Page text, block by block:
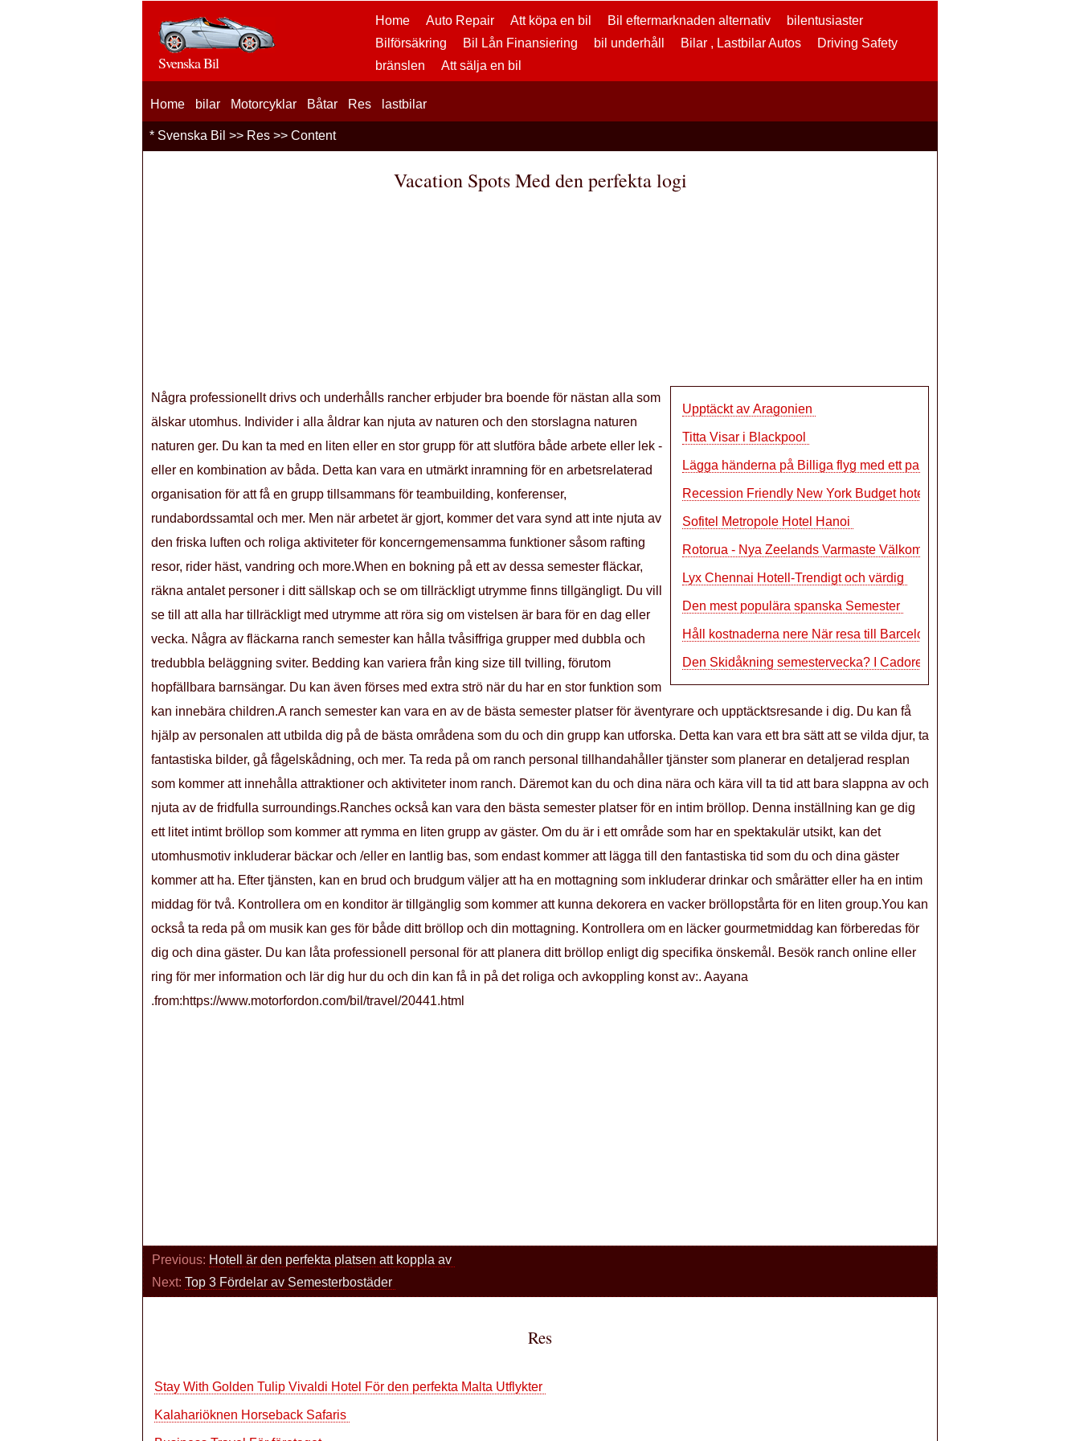
Home Auto Repair Att köpa en bil Bil eftermarknaden alternativ
bilentusiaster
Bilförsäkring
Bil Lån Finansiering bil underhåll Bilar , Lastbilar Autos
Driving Safety
bränslen
Att sälja en bil
Svenska Bil
Home bilar Motorcyklar Båtar Res lastbilar
* Svenska Bil >> Res >> Content
Vacation Spots Med den perfekta logi
Upptäckt av Aragonien
Titta Visar i Blackpool
Lägga händerna på Billiga flyg med ett par
Recession Friendly New York Budget hotell
Sofitel Metropole Hotel Hanoi
Rotorua - Nya Zeelands Varmaste Välkommen
Lyx Chennai Hotell-Trendigt och värdig
Den mest populära spanska Semester
Håll kostnaderna nere När resa till Barcelo
Den Skidåkning semestervecka? I Cadore!
Några professionellt drivs och underhålls rancher erbjuder bra boende för nästan alla som
älskar utomhus. Individer i alla åldrar kan njuta av naturen och den storslagna naturen
naturen ger. Du kan ta med en liten eller en stor grupp för att slutföra både arbete eller lek -
eller en kombination av båda. Detta kan vara en utmärkt inramning för en arbetsrelaterad
organisation för att få en grupp tillsammans för teambuilding, konferenser,
rundabordssamtal och mer. Men när arbetet är gjort, kommer det vara synd att inte njuta av
den friska luften och roliga aktiviteter för koncerngemensamma funktioner såsom rafting
resor, rider häst, vandring och more.When en bokning på ett av dessa semester fläckar,
räkna antalet personer i ditt sällskap och se om tillräckligt utrymme finns tillgängligt. Du vill
se till att alla har tillräckligt med utrymme att röra sig om vistelsen är bara för en dag eller
vecka. Några av fläckarna ranch semester kan hålla tvåsiffriga grupper med dubbla och
tredubbla beläggning sviter. Bedding kan variera från king size till tvilling, förutom
hopfällbara barnsängar. Du kan även förses med extra strö när du har en stor funktion som
kan innebära children.A ranch semester kan vara en av de bästa semester platser för äventyrare och upptäcktsresande i dig. Du kan få
hjälp av personalen att utbilda dig på de bästa områdena som du och din grupp kan utforska. Detta kan vara ett bra sätt att se vilda djur, ta
fantastiska bilder, gå fågelskådning, och mer. Ta reda på om ranch personal tillhandahåller tjänster som planerar en detaljerad resplan
som kommer att innehålla attraktioner och aktiviteter inom ranch. Däremot kan du och dina nära och kära vill ta tid att bara slappna av och
njuta av de fridfulla surroundings.Ranches också kan vara den bästa semester platser för en intim bröllop. Denna inställning kan ge dig
ett litet intimt bröllop som kommer att rymma en liten grupp av gäster. Om du är i ett område som har en spektakulär utsikt, kan det
utomhusmotiv inkluderar bäckar och /eller en lantlig bas, som endast kommer att lägga till den fantastiska tid som du och dina gäster
kommer att ha. Efter tjänsten, kan en brud och brudgum väljer att ha en mottagning som inkluderar drinkar och smårätter eller ha en intim
middag för två. Kontrollera om en konditor är tillgänglig som kommer att kunna dekorera en vacker bröllopstårta för en liten group.You kan
också ta reda på om musik kan ges för både ditt bröllop och din mottagning. Kontrollera om en läcker gourmetmiddag kan förberedas för
dig och dina gäster. Du kan låta professionell personal för att planera ditt bröllop enligt dig specifika önskemål. Besök ranch online eller
ring för mer information och lär dig hur du och din kan få in på det roliga och avkoppling konst av:. Aayana
.from:https://www.motorfordon.com/bil/travel/20441.html
Previous: Hotell är den perfekta platsen att koppla av
Next: Top 3 Fördelar av Semesterbostäder
Res
Stay With Golden Tulip Vivaldi Hotel För den perfekta Malta Utflykter
Kalahariöknen Horseback Safaris